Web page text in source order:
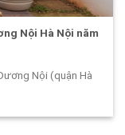
Nội Hà Nội năm
Nội (quận Hà